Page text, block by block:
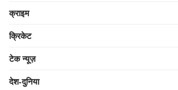
क्राइम
क्रिकेट
टेक न्यूज़
देश-दुनिया